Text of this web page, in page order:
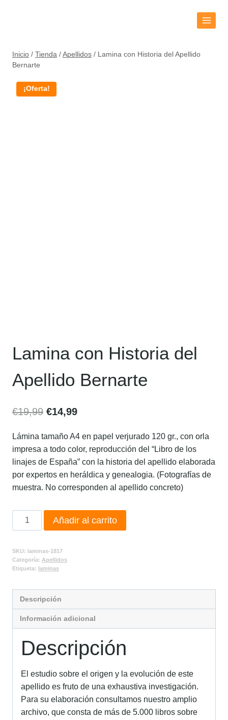
Inicio / Tienda / Apellidos / Lamina con Historia del Apellido
Bernarte
¡Oferta!
Lamina con Historia del
Apellido Bernarte
€19,99 €14,99
Lámina tamaño A4 en papel verjurado 120 gr., con orla
impresa a todo color, reproducción del “Libro de los
linajes de España” con la historia del apellido elaborada
por expertos en heráldica y genealogia. (Fotografías de
muestra. No corresponden al apellido concreto)
Añadir al carrito
SKU: laminas-1817
Categoría: Apellidos
Etiqueta: laminas
Descripción
Información adicional
Descripción
El estudio sobre el origen y la evolución de este
apellido es fruto de una exhaustiva investigación.
Para su elaboración consultamos nuestro amplio
archivo, que consta de más de 5.000 libros sobre